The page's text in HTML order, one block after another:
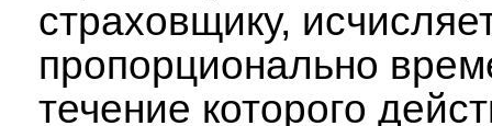
страховщику,
пропорционально
течение которого